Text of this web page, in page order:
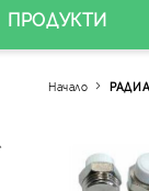
ПРОДУКТИ
Начало